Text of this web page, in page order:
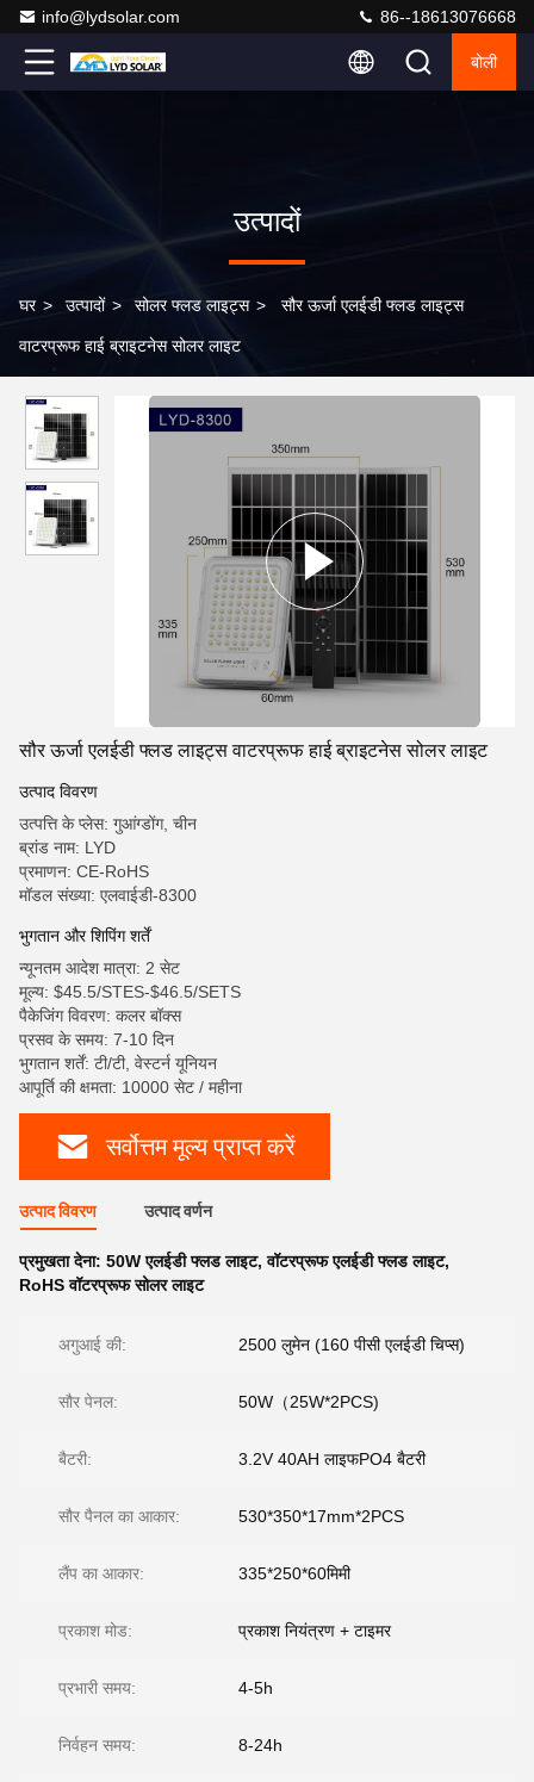
info@lydsolar.com 86--18613076668
बोली
उत्पादों
घर > उत्पादों > सोलर फ्लड लाइट्स > सौर ऊर्जा एलईडी फ्लड लाइट्स
वाटरप्रूफ हाई ब्राइटनेस सोलर लाइट
सौर ऊर्जा एलईडी फ्लड लाइट्स वाटरप्रूफ हाई ब्राइटनेस सोलर लाइट
उत्पाद विवरण
उत्पत्ति के प्लेस: गुआंग्डोंग, चीन
ब्रांड नाम: LYD
प्रमाणन: CE-RoHS
मॉडल संख्या: एलवाईडी-8300
भुगतान और शिपिंग शर्तें
न्यूनतम आदेश मात्रा: 2 सेट
मूल्य: $45.5/STES-$46.5/SETS
पैकेजिंग विवरण: कलर बॉक्स
प्रसव के समय: 7-10 दिन
भुगतान शर्तें: टी/टी, वेस्टर्न यूनियन
आपूर्ति की क्षमता: 10000 सेट / महीना
सर्वोत्तम मूल्य प्राप्त करें
उत्पाद विवरण उत्पाद वर्णन
प्रमुखता देना: 50W एलईडी फ्लड लाइट,वॉटरप्रूफ एलईडी फ्लड लाइट,
RoHS वॉटरप्रूफ सोलर लाइट
अगुआई की: 2500 लुमेन (160 पीसी एलईडी चिप्स)
सौर पेनल: 50W（25W*2PCS)
बैटरी: 3.2V 40AH लाइफPO4 बैटरी
सौर पैनल का आकार: 530*350*17mm*2PCS
लैंप का आकार: 335*250*60मिमी
प्रकाश मोड: प्रकाश नियंत्रण + टाइमर
प्रभारी समय: 4-5h
निर्वहन समय: 8-24h